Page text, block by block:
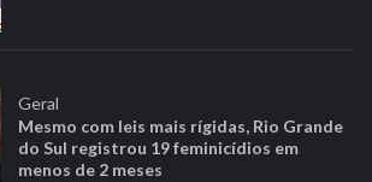
Geral
Mesmo com leis mais rígidas, Rio Grande
do Sul registrou 19 feminicídios em
menos de 2 meses